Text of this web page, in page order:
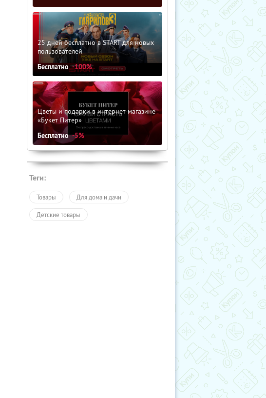
25 дней бесплатно в START для новых
пользователей
Бесплатно -100%
Цветы и подарки в интернет-магазине
«Букет Питер»
Бесплатно -5%
Теги:
Товары Для дома и дачи
Детские товары